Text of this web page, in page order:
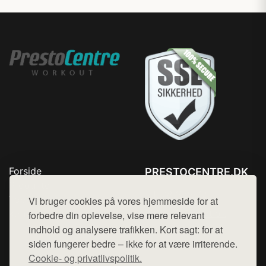
Vi bruger cookies på vores hjemmeside for at
forbedre din oplevelse, vise mere relevant
indhold og analysere trafikken. Kort sagt: for at
siden fungerer bedre – ikke for at være irriterende.
Cookie- og privatlivspolitik.
Forside
Top Rabatter
Kontakt
PRESTOCENTRE.DK
Mail: hej@want.dk
Cookie- og privatlivspolitik